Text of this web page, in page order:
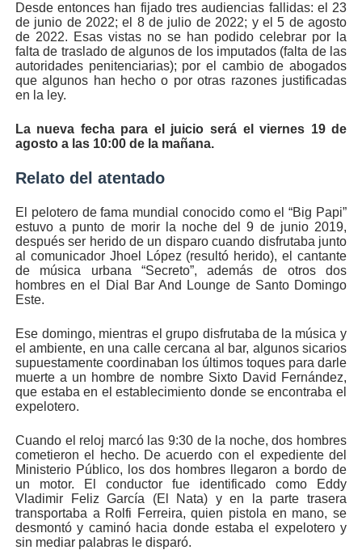
Desde entonces han fijado tres audiencias fallidas: el 23
de junio de 2022; el 8 de julio de 2022; y el 5 de agosto
de 2022. Esas vistas no se han podido celebrar por la
falta de traslado de algunos de los imputados (falta de las
autoridades penitenciarias); por el cambio de abogados
que algunos han hecho o por otras razones justificadas
en la ley.
La nueva fecha para el juicio será el viernes 19 de
agosto a las 10:00 de la mañana.
Relato del atentado
El pelotero de fama mundial conocido como el “Big Papi”
estuvo a punto de morir la noche del 9 de junio 2019,
después ser herido de un disparo cuando disfrutaba junto
al comunicador Jhoel López (resultó herido), el cantante
de música urbana “Secreto”, además de otros dos
hombres en el Dial Bar And Lounge de Santo Domingo
Este.
Ese domingo, mientras el grupo disfrutaba de la música y
el ambiente, en una calle cercana al bar, algunos sicarios
supuestamente coordinaban los últimos toques para darle
muerte a un hombre de nombre Sixto David Fernández,
que estaba en el establecimiento donde se encontraba el
expelotero.
Cuando el reloj marcó las 9:30 de la noche, dos hombres
cometieron el hecho. De acuerdo con el expediente del
Ministerio Público, los dos hombres llegaron a bordo de
un motor. El conductor fue identificado como Eddy
Vladimir Feliz García (El Nata) y en la parte trasera
transportaba a Rolfi Ferreira, quien pistola en mano, se
desmontó y caminó hacia donde estaba el expelotero y
sin mediar palabras le disparó.